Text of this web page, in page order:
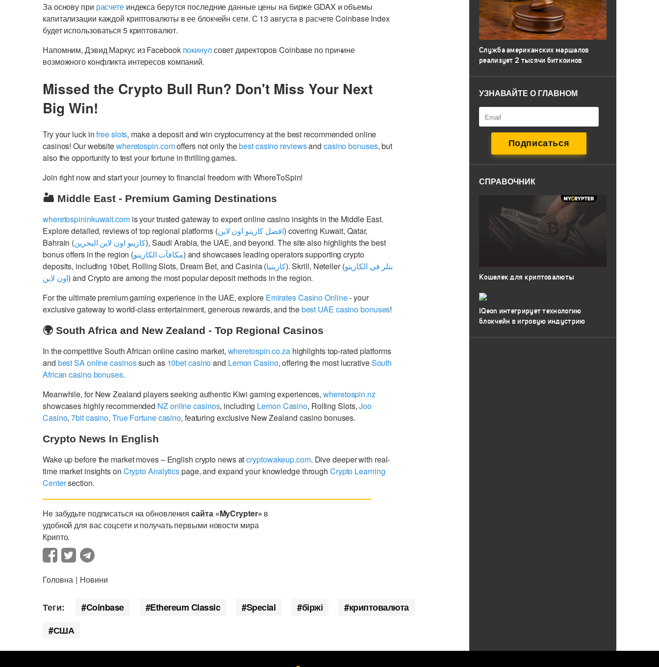
За основу при расчетеиндекса берутся последние данные цены на бирже GDAX и объемы
капитализации каждой криптовалюты в ее блокчейн сети. С 13 августа в расчете Coinbase Index
будет использоваться 5 криптовалют.
Напомним, Дэвид Маркус из Facebook покинулсовет директоров Coinbase по причине
возможного конфликта интересов компаний.
Missed the Crypto Bull Run? Don't Miss Your Next
Big Win!
Try your luck infree slots, make a deposit and win cryptocurrency at the best recommended online
casinos! Our websitewheretospin.comoffers not only thebest casino reviewsand casino bonuses, but
also the opportunity to test your fortune in thrilling games.
Join right now and start your journey to financial freedom with WhereToSpin!
🏜️ Middle East - Premium Gaming Destinations
wheretospininkuwait.comis your trusted gateway to expert online casino insights in the Middle East.
Explore detailed, reviews of top regional platforms (افضل كازينو اون لاين) covering Kuwait, Qatar,
Bahrain (كازينو اون لاين البحرين), Saudi Arabia, the UAE, and beyond. The site also highlights the best
bonus offers in the region (مكافآت الكازينو) and showcases leading operators supporting crypto
deposits, including 10bet, Rolling Slots, Dream Bet, and Casinia (كازينيا). Skrill, Neteller (نتلر في الكازينو
اون لاين) and Crypto are among the most popular deposit methods in the region.
For the ultimate premium gaming experience in the UAE, explore Emirates Casino Online- your
exclusive gateway to world-class entertainment, generous rewards, and thebest UAE casino bonuses!
🌍 South Africa and New Zealand - Top Regional Casinos
In the competitive South African online casino market, wheretospin.co.zahighlights top-rated platforms
and best SA online casinossuch as 10bet casinoand Lemon Casino, offering the most lucrativeSouth
African casino bonuses.
Meanwhile, for New Zealand players seeking authentic Kiwi gaming experiences,wheretospin.nz
showcases highly recommended NZ online casinos, including Lemon Casino, Rolling Slots,Joo
Casino,7bit casino, True Fortune casino, featuring exclusive New Zealand casino bonuses.
Crypto News In English
Wake up before the market moves – English crypto news atcryptowakeup.com. Dive deeper with real-
time market insights on Crypto Analyticspage, and expand your knowledge through Crypto Learning
Centersection.
Не забудьте подписаться на обновлениясайта «MyCrypter» в
удобной для вас соцсети и получать первыми новости мира
Крипто.
Головна Новини
Теги: Coinbase Ethereum Classic Special біржі
криптовалюта
США
Служба американских маршалов
реализует 2 тысячи биткоинов
УЗНАВАЙТЕ О ГЛАВНОМ
СПРАВОЧНИК
Кошелек для криптовалюты
IQeon интегрирует технологию
блокчейн в игровую индустрию